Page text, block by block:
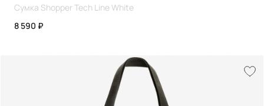
Сумка Shopper Tech Line White
8 590 ₽